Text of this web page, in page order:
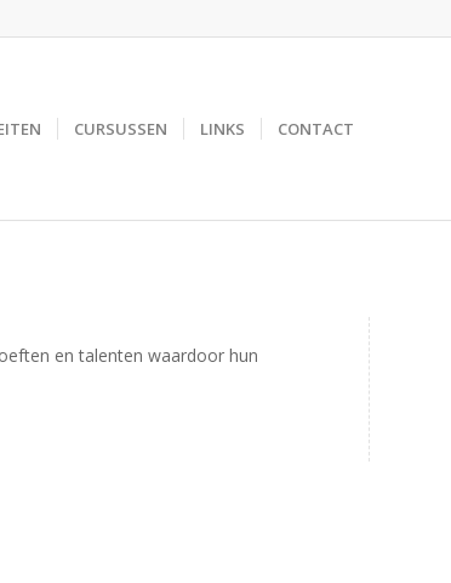
CURSUSSEN LINKS CONTACT
en talenten waardoor hun